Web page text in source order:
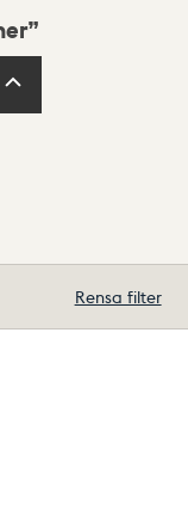
Rensa filter